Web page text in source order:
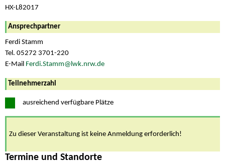
HX-L82017
Ansprechpartner
Ferdi Stamm
Tel. 05272 3701-220
E-Mail Ferdi.Stamm@lwk.nrw.de
Teilnehmerzahl
ausreichend verfügbare Plätze
Zu dieser Veranstaltung ist keine Anmeldung erforderlich!
Termine und Standorte